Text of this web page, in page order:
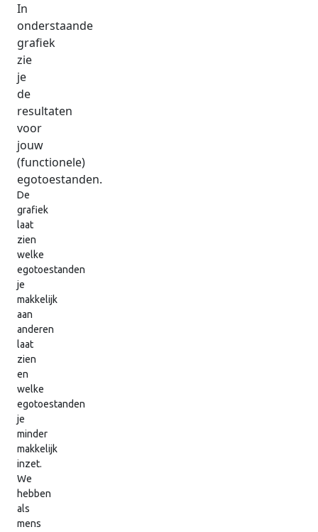
In
onderstaande
grafiek
zie
je
de
resultaten
voor
jouw
(functionele)
egotoestanden.
De
grafiek
laat
zien
welke
egotoestanden
je
makkelijk
aan
anderen
laat
zien
en
welke
egotoestanden
je
minder
makkelijk
inzet.
We
hebben
als
mens